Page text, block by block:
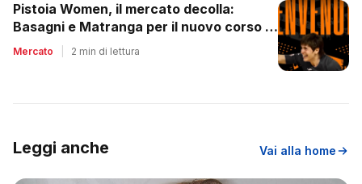
Pistoia Women, il mercato decolla:
Basagni e Matranga per il nuovo corso di
Nico Lami
Mercato 2 min di lettura
Leggi anche Vai alla home